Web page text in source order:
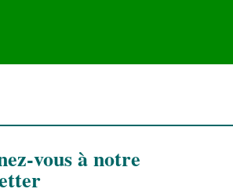
vous à notre